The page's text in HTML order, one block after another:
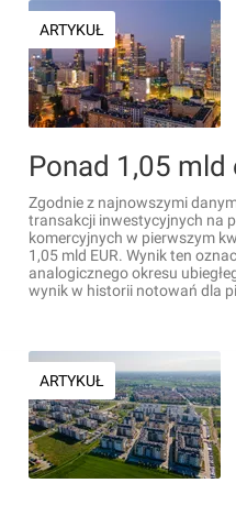
ARTYKUŁ
Zgodnie z najnowszymi
transakcji inwestycyjnych na
komercyjnych w pierwszym
1,05 mld EUR. Wynik ten
analogicznego okresu
wynik w historii notowań dla
ARTYKUŁ